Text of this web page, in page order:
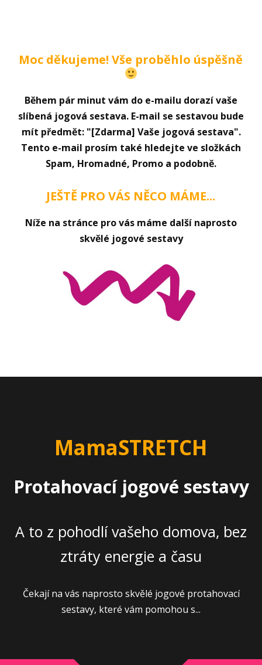
Moc děkujeme! Vše proběhlo úspěšně
Během pár minut vám do e-mailu dorazí vaše
slíbená jogová sestava. E-mail se sestavou bude
mít předmět: "[Zdarma] Vaše jogová sestava".
Tento e-mail prosím také hledejte ve složkách
Spam, Hromadné, Promo a podobně.
JEŠTĚ PRO VÁS NĚCO MÁME...
Níže na stránce pro vás máme další naprosto
skvělé jogové sestavy
MamaSTRETCH
Protahovací jogové sestavy
A to z pohodlí vašeho domova, bez
ztráty energie a času
Čekají na vás naprosto skvělé jogové protahovací
sestavy, které vám pomohou s...